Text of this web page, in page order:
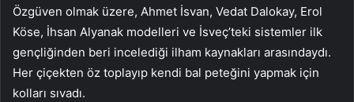
Özgüven olmak üzere, Ahmet İsvan, Vedat Dalokay, Erol
Köse, İhsan Alyanak modelleri ve İsveç’teki sistemler ilk
gençliğinden beri incelediği ilham kaynakları arasındaydı.
Her çiçekten öz toplayıp kendi bal peteğini yapmak için
kolları sıvadı.